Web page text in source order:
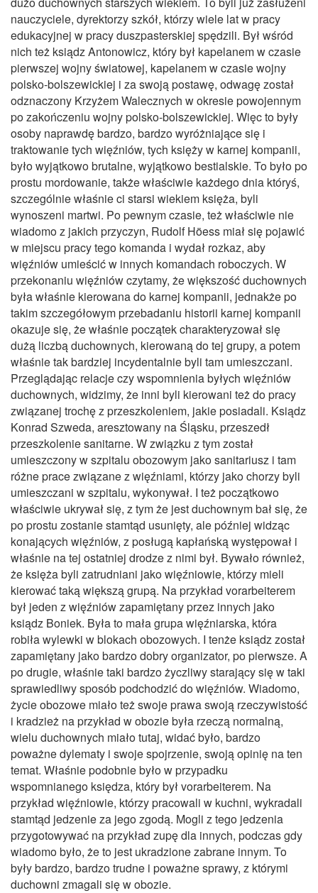
nauczyciele, dyrektorzy szkół, którzy wiele lat w pracy
edukacyjnej w pracy duszpasterskiej spędzili. Był wśród
nich też ksiądz Antonowicz, który był kapelanem w czasie
pierwszej wojny światowej, kapelanem w czasie wojny
polsko-bolszewickiej i za swoją postawę, odwagę został
odznaczony Krzyżem Walecznych w okresie powojennym
po zakończeniu wojny polsko-bolszewickiej. Więc to były
osoby naprawdę bardzo, bardzo wyróżniające się i
traktowanie tych więźniów, tych księży w karnej kompanii,
było wyjątkowo brutalne, wyjątkowo bestialskie. To było po
prostu mordowanie, także właściwie każdego dnia któryś,
szczególnie właśnie ci starsi wiekiem księża, byli
wynoszeni martwi. Po pewnym czasie, też właściwie nie
wiadomo z jakich przyczyn, Rudolf Höess miał się pojawić
w miejscu pracy tego komanda i wydał rozkaz, aby
więźniów umieścić w innych komandach roboczych. W
przekonaniu więźniów czytamy, że większość duchownych
była właśnie kierowana do karnej kompanii, jednakże po
takim szczegółowym przebadaniu historii karnej kompanii
okazuje się, że właśnie początek charakteryzował się
dużą liczbą duchownych, kierowaną do tej grupy, a potem
właśnie tak bardziej incydentalnie byli tam umieszczani.
Przeglądając relacje czy wspomnienia byłych więźniów
duchownych, widzimy, że inni byli kierowani też do pracy
związanej trochę z przeszkoleniem, jakie posiadali. Ksiądz
Konrad Szweda, aresztowany na Śląsku, przeszedł
przeszkolenie sanitarne. W związku z tym został
umieszczony w szpitalu obozowym jako sanitariusz i tam
różne prace związane z więźniami, którzy jako chorzy byli
umieszczani w szpitalu, wykonywał. I też początkowo
właściwie ukrywał się, z tym że jest duchownym bał się, że
po prostu zostanie stamtąd usunięty, ale później widząc
konających więźniów, z posługą kapłańską występował i
właśnie na tej ostatniej drodze z nimi był. Bywało również,
że księża byli zatrudniani jako więźniowie, którzy mieli
kierować taką większą grupą. Na przykład vorarbeiterem
był jeden z więźniów zapamiętany przez innych jako
ksiądz Boniek. Była to mała grupa więźniarska, która
robiła wylewki w blokach obozowych. I tenże ksiądz został
zapamiętany jako bardzo dobry organizator, po pierwsze. A
po drugie, właśnie taki bardzo życzliwy starający się w taki
sprawiedliwy sposób podchodzić do więźniów. Wiadomo,
życie obozowe miało też swoje prawa swoją rzeczywistość
i kradzież na przykład w obozie była rzeczą normalną,
wielu duchownych miało tutaj, widać było, bardzo
poważne dylematy i swoje spojrzenie, swoją opinię na ten
temat. Właśnie podobnie było w przypadku
wspomnianego księdza, który był vorarbeiterem. Na
przykład więźniowie, którzy pracowali w kuchni, wykradali
stamtąd jedzenie za jego zgodą. Mogli z tego jedzenia
przygotowywać na przykład zupę dla innych, podczas gdy
wiadomo było, że to jest ukradzione zabrane innym. To
były bardzo, bardzo trudne i poważne sprawy, z którymi
duchowni zmagali się w obozie.